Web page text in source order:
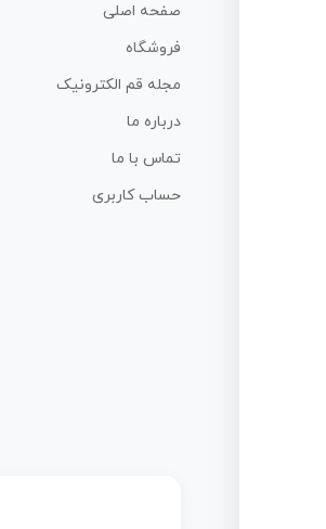
صفحه اصلی
فروشگاه
مجله قم الکترونیک
درباره ما
تماس با ما
حساب کاربری